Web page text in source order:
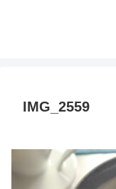
IMG_2559